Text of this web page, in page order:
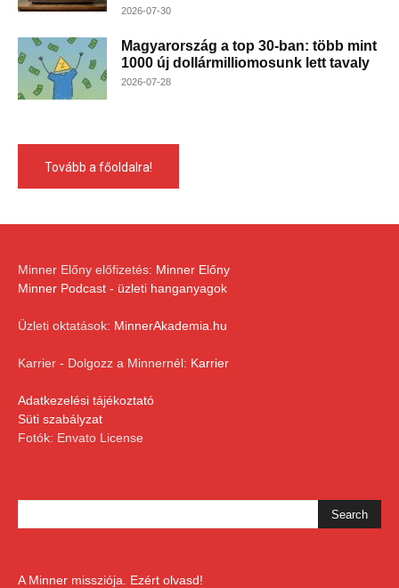
2026-07-30
Magyarország a top 30-ban: több mint
1000 új dollármilliomosunk lett tavaly
2026-07-28
Tovább a főoldalra!
Minner Előny előfizetés: Minner Előny
Minner Podcast - üzleti hanganyagok
Üzleti oktatások: MinnerAkademia.hu
Karrier - Dolgozz a Minnernél: Karrier
Adatkezelési tájékoztató
Süti szabályzat
Fotók: Envato License
A Minner missziója. Ezért olvasd!